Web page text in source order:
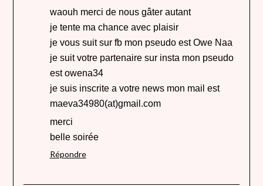
waouh merci de nous gâter autant
je tente ma chance avec plaisir
je vous suit sur fb mon pseudo est Owe Naa
je suit votre partenaire sur insta mon pseudo
est owena34
je suis inscrite a votre news mon mail est
maeva34980(at)gmail.com
merci
belle soirée
Répondre